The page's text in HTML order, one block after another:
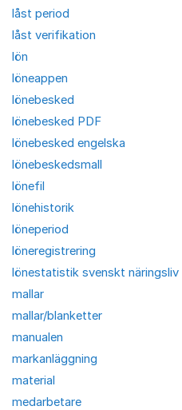
låst period
låst verifikation
lön
löneappen
lönebesked
lönebesked PDF
lönebesked engelska
lönebeskedsmall
lönefil
lönehistorik
löneperiod
löneregistrering
lönestatistik svenskt näringsliv
mallar
mallar/blanketter
manualen
markanläggning
material
medarbetare